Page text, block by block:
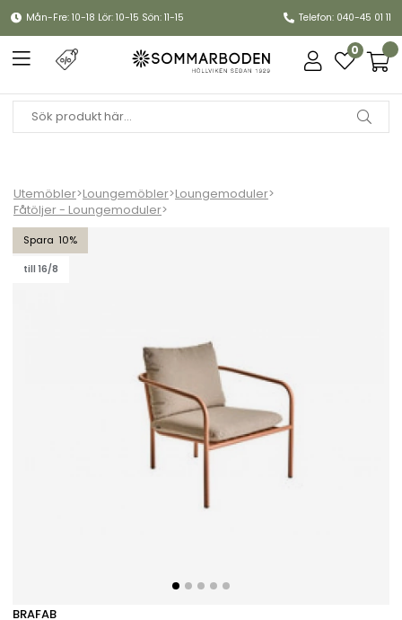
Mån-Fre: 10-18 Lör: 10-15 Sön: 11-15 Telefon: 040-45 01 11
0
Utemöbler>Loungemöbler>Loungemoduler>
Fåtöljer - Loungemoduler>
10
till 16/8
Bendt fåtölj - peach/teddy beige dyna
BRAFAB